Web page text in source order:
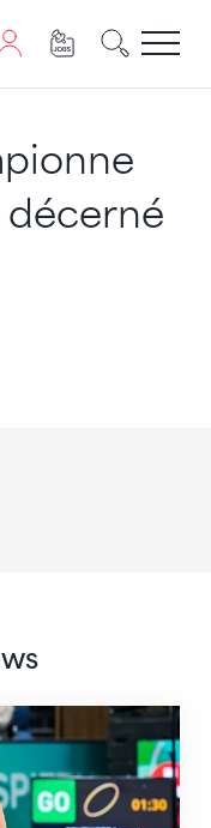
benötigt.
décerné